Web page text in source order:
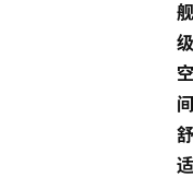
舰
级
空
间
舒
适